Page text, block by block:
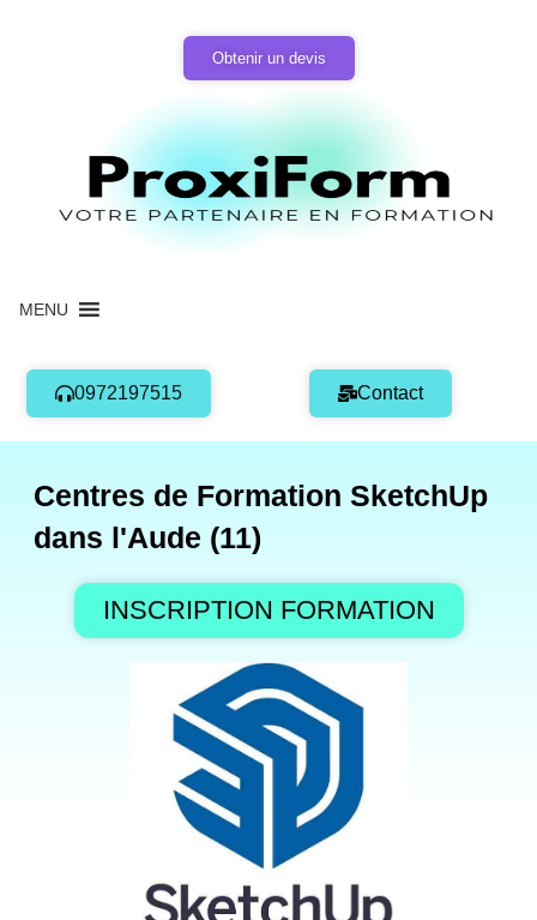
Obtenir un devis
MENU
0972197515 Contact
Centres de Formation SketchUp
dans l'Aude (11)
INSCRIPTION FORMATION